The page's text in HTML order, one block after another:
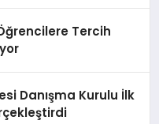
Tercih
Danışma Kurulu İlk